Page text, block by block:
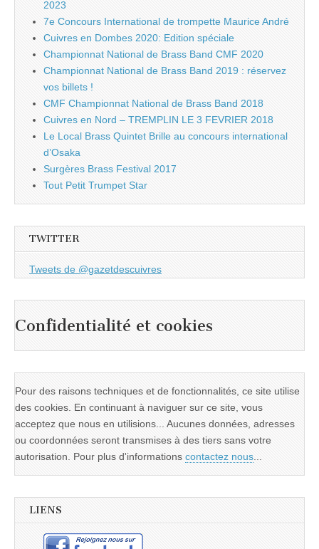
2023
7e Concours International de trompette Maurice André
Cuivres en Dombes 2020: Edition spéciale
Championnat National de Brass Band CMF 2020
Championnat National de Brass Band 2019 : réservez
vos billets !
CMF Championnat National de Brass Band 2018
Cuivres en Nord – TREMPLIN LE 3 FEVRIER 2018
Le Local Brass Quintet Brille au concours international
d’Osaka
Surgères Brass Festival 2017
Tout Petit Trumpet Star
TWITTER
Tweets de @gazetdescuivres
Confidentialité et cookies
Pour des raisons techniques et de fonctionnalités, ce site utilise
des cookies. En continuant à naviguer sur ce site, vous
acceptez que nous en utilisions... Aucunes données, adresses
ou coordonnées seront transmises à des tiers sans votre
autorisation. Pour plus d'informations contactez nous
LIENS